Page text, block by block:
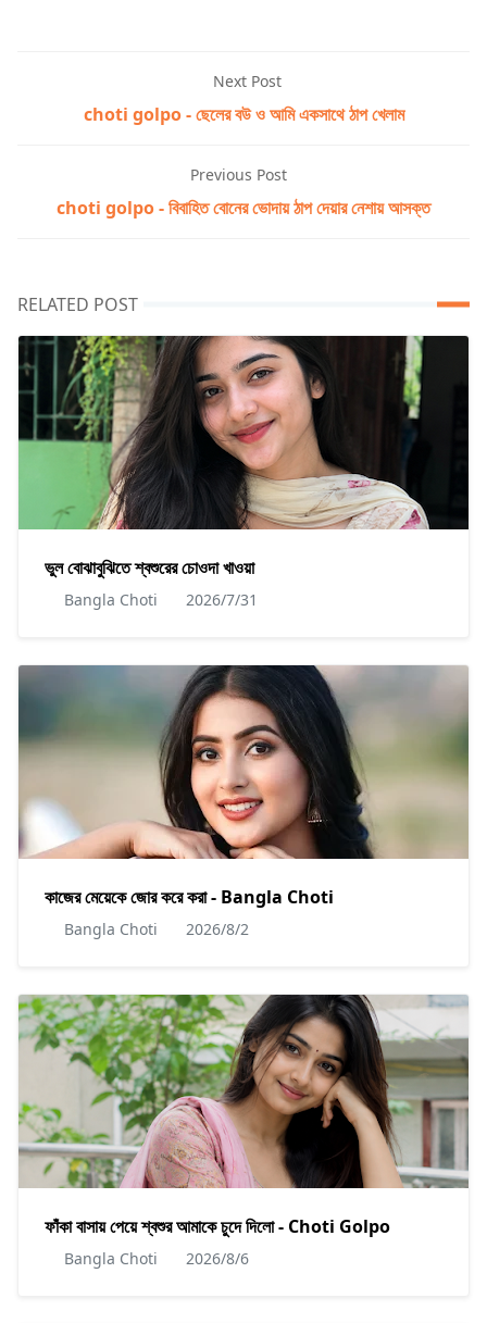
Next Post
choti golpo - ছেলের বউ ও আমি একসাথে ঠাপ খেলাম
Previous Post
choti golpo - বিবাহিত বোনের ভোদায় ঠাপ দেয়ার নেশায় আসক্ত
RELATED POST
ভুল বোঝাবুঝিতে শ্বশুরের চোওদা খাওয়া
Bangla Choti 2026/7/31
কাজের মেয়েকে জোর করে করা - Bangla Choti
Bangla Choti 2026/8/2
ফাঁকা বাসায় পেয়ে শ্বশুর আমাকে চুদে দিলো - Choti Golpo
Bangla Choti 2026/8/6